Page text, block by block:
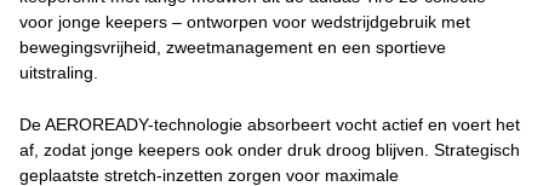
voor jonge keepers – ontworpen voor wedstrijdgebruik met
bewegingsvrijheid, zweetmanagement en een sportieve
uitstraling.
De AEROREADY-technologie absorbeert vocht actief en voert het
af, zodat jonge keepers ook onder druk droog blijven. Strategisch
geplaatste stretch-inzetten zorgen voor maximale